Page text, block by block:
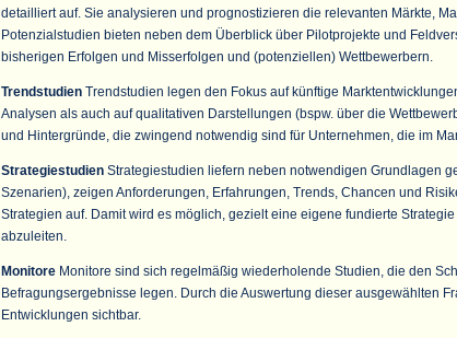
detailliert auf. Sie analysieren und prognostizieren die relevanten Märkte,
Potenzialstudien bieten neben dem Überblick über Pilotprojekte und
bisherigen Erfolgen und Misserfolgen und (potenziellen) Wettbewerbern.
Trendstudien Trendstudien legen den Fokus auf künftige
Analysen als auch auf qualitativen Darstellungen (bspw. über die
und Hintergründe, die zwingend notwendig sind für Unternehmen, die im
Strategiestudien Strategiestudien liefern neben notwendigen Grundlagen
Szenarien), zeigen Anforderungen, Erfahrungen, Trends, Chancen und
Strategien auf. Damit wird es möglich, gezielt eine eigene fundierte
abzuleiten.
Monitore Monitore sind sich regelmäßig wiederholende Studien, die den
Befragungsergebnisse legen. Durch die Auswertung dieser ausgewählten
Entwicklungen sichtbar.